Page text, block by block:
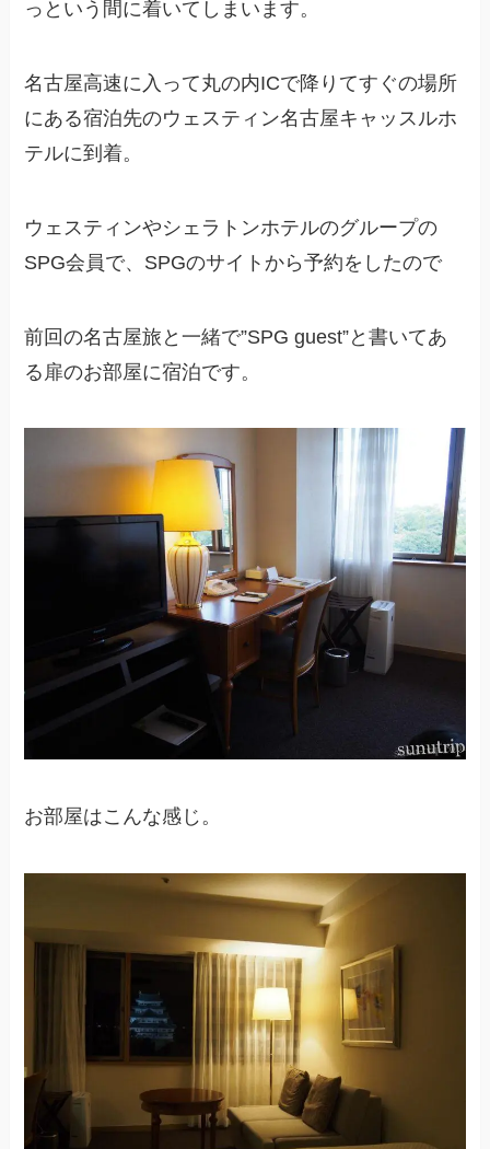
っという間に着いてしまいます。
名古屋高速に入って丸の内ICで降りてすぐの場所
にある宿泊先のウェスティン名古屋キャッスルホ
テルに到着。
ウェスティンやシェラトンホテルのグループの
SPG会員で、SPGのサイトから予約をしたので
前回の名古屋旅と一緒で”SPG guest”と書いてあ
る扉のお部屋に宿泊です。
お部屋はこんな感じ。